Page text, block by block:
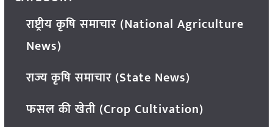
राष्ट्रीय कृषि समाचार (National Agriculture
News)
राज्य कृषि समाचार (State News)
फसल की खेती (Crop Cultivation)